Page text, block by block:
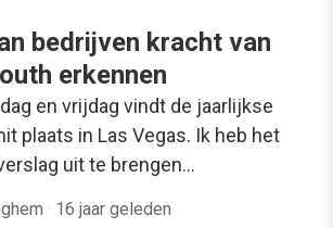
bedrijven kracht van
erkennen
en vrijdag vindt de jaarlijkse
plaats in Las Vegas. Ik heb het
uit te brengen…
· 16 jaar geleden